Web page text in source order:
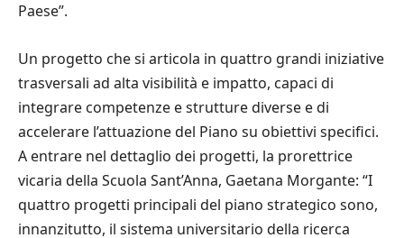
Paese”.
Un progetto che si articola in quattro grandi iniziative
trasversali ad alta visibilità e impatto, capaci di
integrare competenze e strutture diverse e di
accelerare l’attuazione del Piano su obiettivi specifici.
A entrare nel dettaglio dei progetti, la prorettrice
vicaria della Scuola Sant’Anna, Gaetana Morgante: “I
quattro progetti principali del piano strategico sono,
innanzitutto, il sistema universitario della ricerca